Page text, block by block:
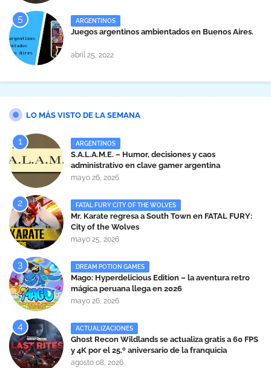
ARGENTINOS
Juegos argentinos ambientados en Buenos Aires.
abril 25, 2022
LO MÁS VISTO DE LA SEMANA
ARGENTINOS
S.A.L.A.M.E. – Humor, decisiones y caos
administrativo en clave gamer argentina
mayo 26, 2026
FATAL FURY CITY OF THE WOLVES
Mr. Karate regresa a South Town en FATAL FURY:
City of the Wolves
mayo 25, 2026
DREAM POTION GAMES
Mago: Hyperdelicious Edition – la aventura retro
mágica peruana llega en 2026
mayo 26, 2026
ACTUALIZACIONES
Ghost Recon Wildlands se actualiza gratis a 60 FPS
y 4K por el 25.º aniversario de la franquicia
agosto 08, 2026